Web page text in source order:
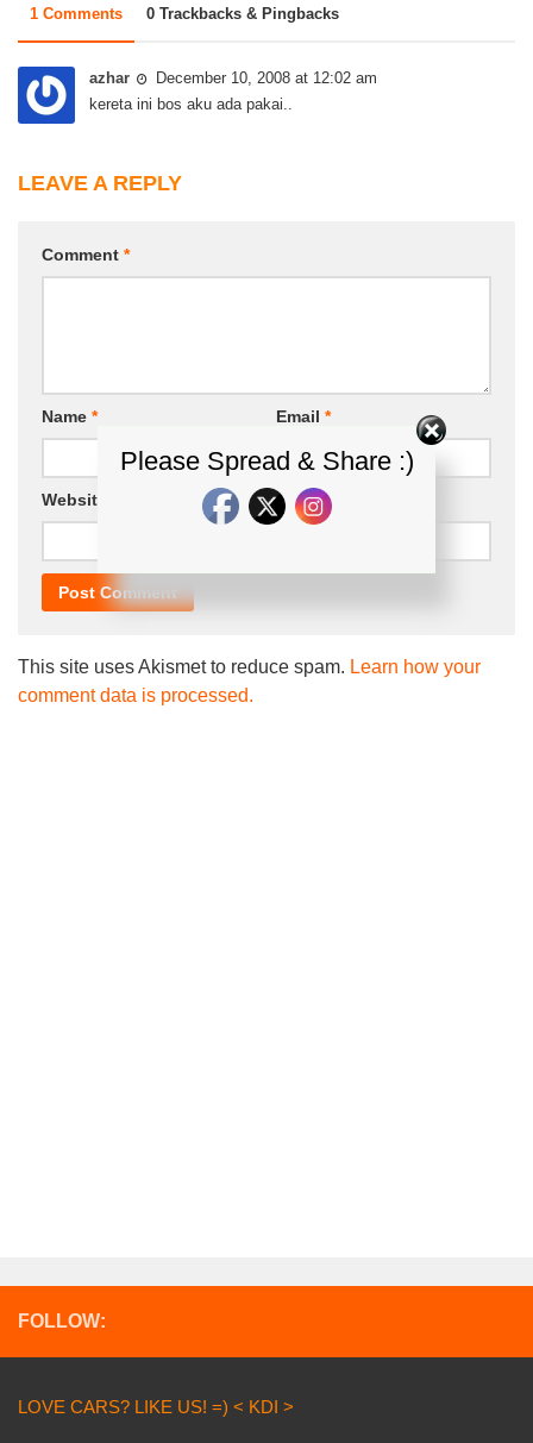
1 Comments 0 Trackbacks & Pingbacks
azhar
December 10, 2008 at 12:02 am
kereta ini bos aku ada pakai..
LEAVE A REPLY
Comment *
Name * Email *
Website
This site uses Akismet to reduce spam. Learn how your
comment data is processed.
FOLLOW:
LOVE CARS? LIKE US! =) < KDI >
Please Spread & Share :)